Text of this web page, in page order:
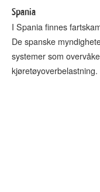
Spania
I Spania finnes
De spanske
systemer som
kjøretøyoverbelastning.